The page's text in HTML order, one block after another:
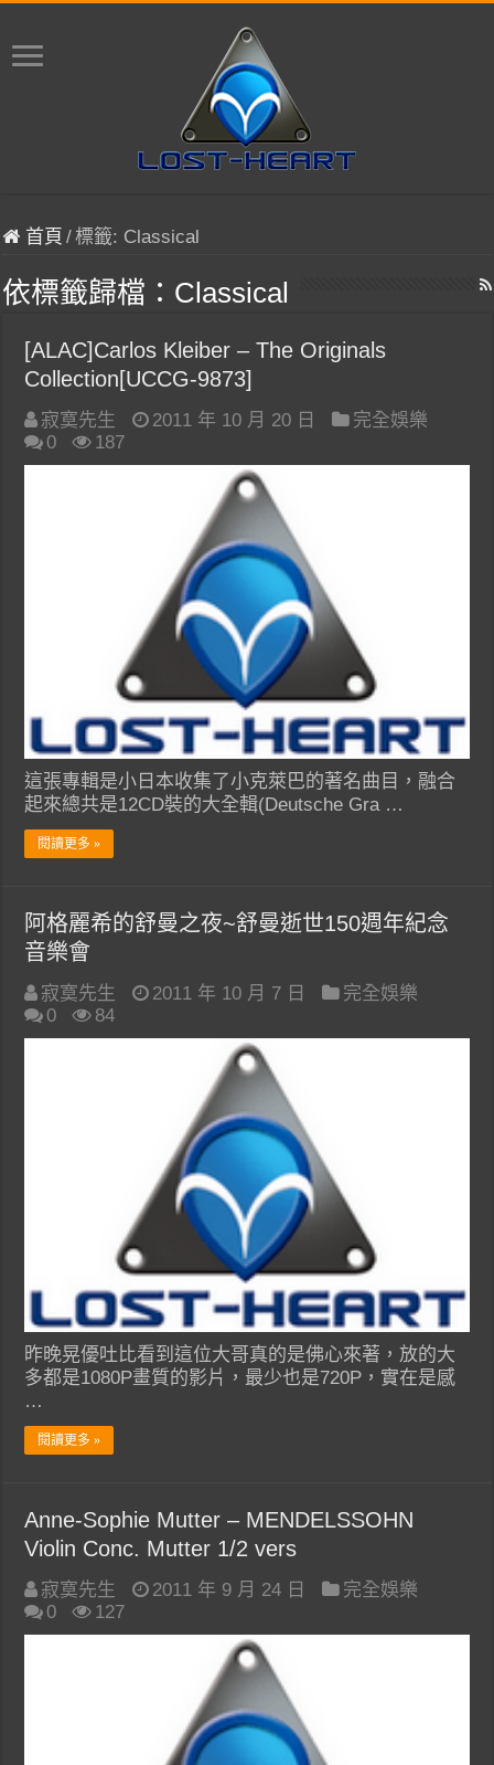
首頁 /標籤: Classical
依標籤歸檔： Classical
[ALAC]Carlos Kleiber – The Originals
Collection[UCCG-9873]
寂寞先生 2011 年 10 月 20 日
完全娛樂
0
187
這張專輯是小日本收集了小克萊巴的著名曲目，融合
起來總共是12CD裝的大全輯(Deutsche Gra …
閱讀更多 »
阿格麗希的舒曼之夜~舒曼逝世150週年紀念
音樂會
寂寞先生 2011 年 10 月 7 日
完全娛樂
0
84
昨晚晃優吐比看到這位大哥真的是佛心來著，放的大
多都是1080P畫質的影片，最少也是720P，實在是感
…
閱讀更多 »
Anne-Sophie Mutter – MENDELSSOHN
Violin Conc. Mutter 1/2 vers
寂寞先生 2011 年 9 月 24 日
完全娛樂
0
127